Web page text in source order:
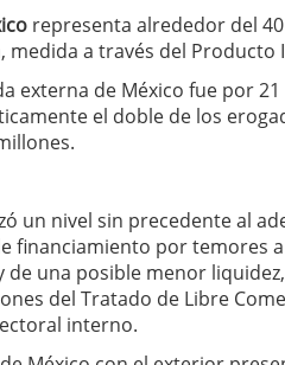
representa alrededor del
medida a través del Producto
externa de México fue por
el doble de los
un nivel sin precedente al
financiamiento por temores a
una posible menor
del Tratado de Libre
interno.